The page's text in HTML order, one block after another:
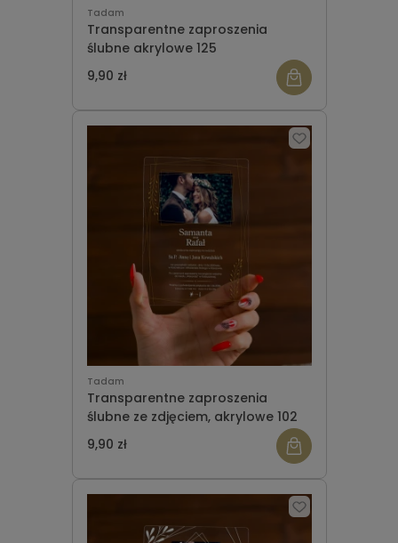
Tadam
Transparentne zaproszenia
ślubne akrylowe 125
9,90 zł
Tadam
Transparentne zaproszenia
ślubne ze zdjęciem, akrylowe 102
9,90 zł